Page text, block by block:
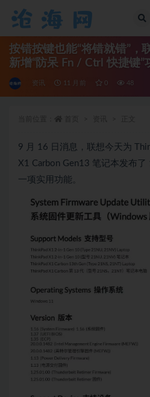
按错按键也能“将错就错”，
新增“防呆 Fn / Ctrl 快捷键”
资讯 11 月前 0 48
9 月 16 日消息，联想今天为
X1 Carbon Gen13 笔记本发布
一项实用功能。